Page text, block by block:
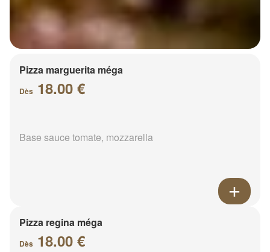
Pizza marguerita méga
Dès 18.00 €
Base sauce tomate, mozzarella
Pizza regina méga
Dès 18.00 €